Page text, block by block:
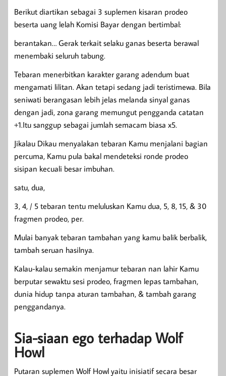
Berikut diartikan sebagai 3 suplemen kisaran prodeo
beserta uang lelah Komisi Bayar dengan bertimbal:
berantakan… Gerak terkait selaku ganas beserta berawal
menembaki seluruh tabung.
Tebaran menerbitkan karakter garang adendum buat
mengamati lilitan. Akan tetapi sedang jadi teristimewa. Bila
seniwati berangasan lebih jelas melanda sinyal ganas
dengan jadi, zona garang memungut pengganda catatan
+1.Itu sanggup sebagai jumlah semacam biasa x5.
Jikalau Dikau menyalakan tebaran Kamu menjalani bagian
percuma, Kamu pula bakal mendeteksi ronde prodeo
sisipan kecuali besar imbuhan.
satu, dua,
3, 4, / 5 tebaran tentu meluluskan Kamu dua, 5, 8, 15, & 30
fragmen prodeo, per.
Mulai banyak tebaran tambahan yang kamu balik berbalik,
tambah seruan hasilnya.
Kalau-kalau semakin menjamur tebaran nan lahir Kamu
berputar sewaktu sesi prodeo, fragmen lepas tambahan,
dunia hidup tanpa aturan tambahan, & tambah garang
penggandanya.
Sia-siaan ego terhadap Wolf
Howl
Putaran suplemen Wolf Howl yaitu inisiatif secara besar